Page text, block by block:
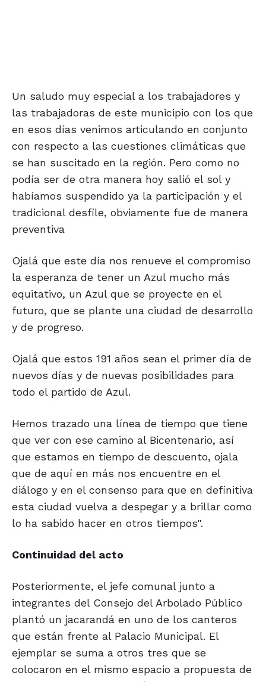
Un saludo muy especial a los trabajadores y
las trabajadoras de este municipio con los que
en esos días venimos articulando en conjunto
con respecto a las cuestiones climáticas que
se han suscitado en la región. Pero como no
podía ser de otra manera hoy salió el sol y
habíamos suspendido ya la participación y el
tradicional desfile, obviamente fue de manera
preventiva
Ojalá que este día nos renueve el compromiso
la esperanza de tener un Azul mucho más
equitativo, un Azul que se proyecte en el
futuro, que se plante una ciudad de desarrollo
y de progreso.
Ojalá que estos 191 años sean el primer día de
nuevos días y de nuevas posibilidades para
todo el partido de Azul.
Hemos trazado una línea de tiempo que tiene
que ver con ese camino al Bicentenario, así
que estamos en tiempo de descuento, ojala
que de aquí en más nos encuentre en el
diálogo y en el consenso para que en definitiva
esta ciudad vuelva a despegar y a brillar como
lo ha sabido hacer en otros tiempos".
Continuidad del acto
Posteriormente, el jefe comunal junto a
integrantes del Consejo del Arbolado Público
plantó un jacarandá en uno de los canteros
que están frente al Palacio Municipal. El
ejemplar se suma a otros tres que se
colocaron en el mismo espacio a propuesta de